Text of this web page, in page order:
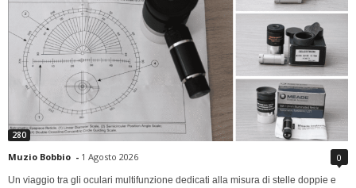
280
Muzio Bobbio - 1 Agosto 2026 0
Un viaggio tra gli oculari multifunzione dedicati alla misura di stelle doppie e